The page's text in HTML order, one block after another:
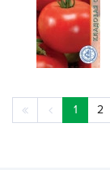
1 2